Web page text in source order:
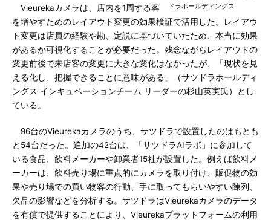
ドラホールディングス
Vieurekaカメラは、店内を1周する客
を増やすためのレイアウト変更の効果検証で活用した。レイアウ
ト変更は店員の経験や勘、定説に基づいていたため、本当に効果
があるか可視化することが必要だった。残念ながらレイアウトの
変更前後で来店客の変更に大きな変化はなかったが、「現状を見
える化し、把握できることに意味がある」（サツドラホールディ
ングス インキュベーションチーム リーダーの杉山英実氏）とし
ている。
96台のVieurekaカメラのうち、サツドラで設置したのはもとも
と54台だった。追加の42台は、「サツドラAIラボ」に参加して
いる食品、飲料メーカーや卸業者15社が設置した。例えば飲料メ
ーカーは、飲料売り場に重点的にカメラを取り付け、販促物の効
果や売り場での買い物客の行動、手に取ってもらいやすい陳列、
欠品の影響などを分析する。サツドラはVieurekaカメラのデータ
を有償で提供することにより、Vieurekaプラットフォームの利用